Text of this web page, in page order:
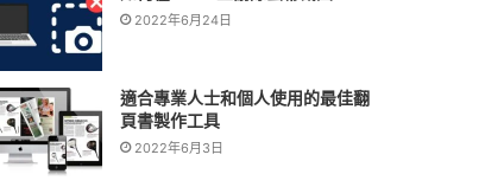
2022年6月24日
適合專業人士和個人使用的最佳翻
頁書製作工具
2022年6月3日